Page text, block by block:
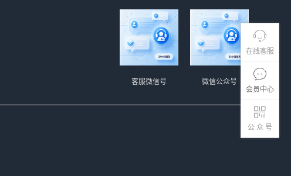
在线客服
会员中心
公 众 号
微信公众号
客服微信号